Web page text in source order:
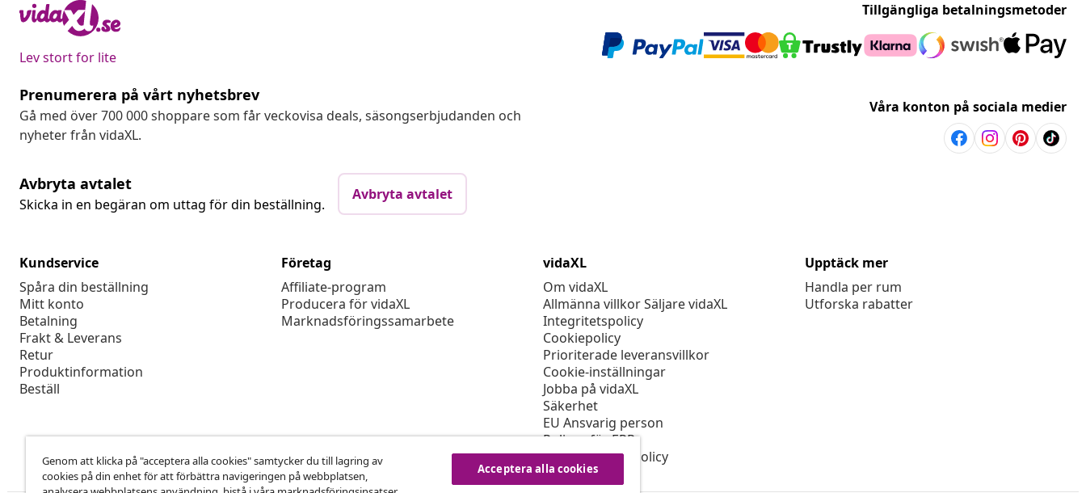
Lev stort for lite
Tillgängliga betalningsmetoder
Prenumerera på vårt nyhetsbrev
Gå med över 700 000 shoppare som får veckovisa deals, säsongserbjudanden och
nyheter från vidaXL.
Våra konton på sociala medier
Avbryta avtalet
Skicka in en begäran om uttag för din beställning.
Avbryta avtalet
Kundservice
Spåra din beställning
Mitt konto
Betalning
Frakt & Leverans
Retur
Produktinformation
Beställ
Företag
Affiliate-program
Producera för vidaXL
Marknadsföringssamarbete
vidaXL
Om vidaXL
Allmänna villkor Säljare vidaXL
Integritetspolicy
Cookiepolicy
Prioriterade leveransvillkor
Cookie-inställningar
Jobba på vidaXL
Säkerhet
EU Ansvarig person
Policyn för EPR
Tillgänglighetspolicy
Upptäck mer
Handla per rum
Utforska rabatter
Genom att klicka på "acceptera alla cookies" samtycker du till lagring av
cookies på din enhet för att förbättra navigeringen på webbplatsen,
Acceptera alla cookies